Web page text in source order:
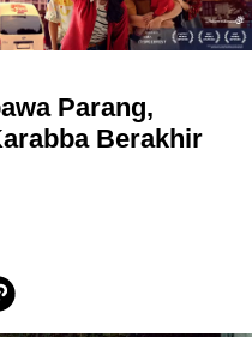
Parang,
Berakhir